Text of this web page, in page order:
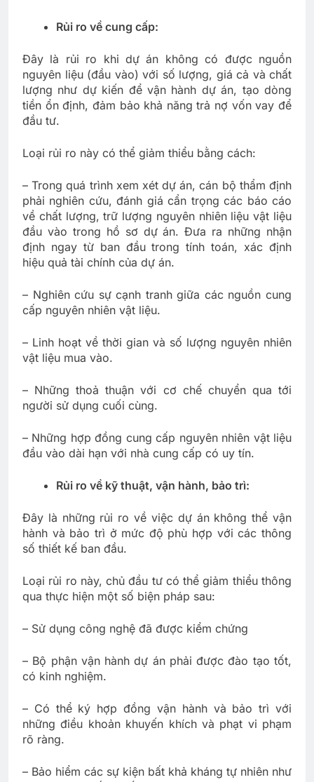
Rủi ro về cung cấp:
Đây là rủi ro khi dự án không có được nguồn
nguyên liệu (đầu vào) với số lượng, giá cả và chất
lượng như dự kiến để vận hành dự án, tạo dòng
tiền ổn định, đảm bảo khả năng trả nợ vốn vay để
đầu tư.
Loại rủi ro này có thể giảm thiểu bằng cách:
– Trong quá trình xem xét dự án, cán bộ thẩm định
phải nghiên cứu, đánh giá cẩn trọng các báo cáo
về chất lượng, trữ lượng nguyên nhiên liệu vật liệu
đầu vào trong hồ sơ dự án. Đưa ra những nhận
định ngay từ ban đầu trong tính toán, xác định
hiệu quả tài chính của dự án.
– Nghiên cứu sự cạnh tranh giữa các nguồn cung
cấp nguyên nhiên vật liệu.
– Linh hoạt về thời gian và số lượng nguyên nhiên
vật liệu mua vào.
– Những thoả thuận với cơ chế chuyển qua tới
người sử dụng cuối cùng.
– Những hợp đồng cung cấp nguyên nhiên vật liệu
đầu vào dài hạn với nhà cung cấp có uy tín.
Rủi ro về kỹ thuật, vận hành, bảo trì:
Đây là những rủi ro về việc dự án không thể vận
hành và bảo trì ở mức độ phù hợp với các thông
số thiết kế ban đầu.
Loại rủi ro này, chủ đầu tư có thể giảm thiểu thông
qua thực hiện một số biện pháp sau:
– Sử dụng công nghệ đã được kiểm chứng
– Bộ phận vận hành dự án phải được đào tạo tốt,
có kinh nghiệm.
– Có thể ký hợp đồng vận hành và bảo trì với
những điều khoản khuyến khích và phạt vi phạm
rõ ràng.
– Bảo hiểm các sự kiện bất khả kháng tự nhiên như